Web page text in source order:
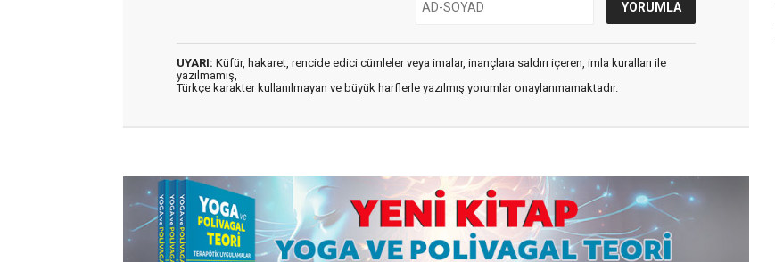
UYARI: Küfür, hakaret, rencide edici cümleler veya imalar, inançlara saldırı içeren, imla kuralları ile
yazılmamış,
Türkçe karakter kullanılmayan ve büyük harflerle yazılmış yorumlar onaylanmamaktadır.